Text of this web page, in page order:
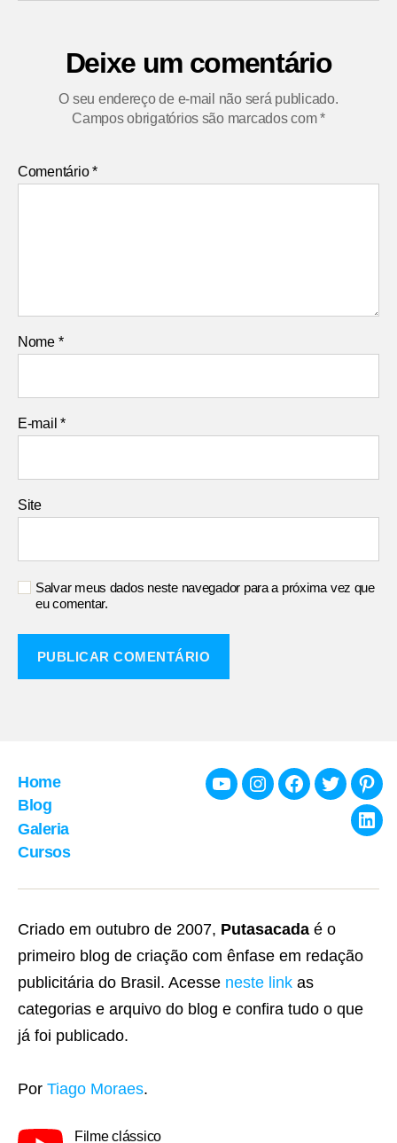
Deixe um comentário
O seu endereço de e-mail não será publicado.
Campos obrigatórios são marcados com*
Comentário*
Nome *
E-mail*
Site
Salvar meus dados neste navegador para a próxima vez que
eu comentar.
Home
Blog
Galeria
Cursos
YoutubeInstagramFacebook
Twitter
Criado em outubro de 2007, Putasacada é o
primeiro blog de criação com ênfase em redação
publicitária do Brasil. Acesse neste link as
categorias e arquivo do blog e confira tudo o que
já foi publicado.
Por Tiago Moraes.
Filme clássico